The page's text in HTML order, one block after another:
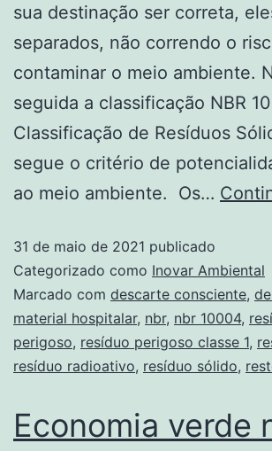
sua destinação ser correta,
separados, não correndo o
contaminar o meio ambiente.
seguida a classificação NBR
Classificação de Resíduos
segue o critério de
ao meio ambiente. Os…
31 de maio de 2021 publicado
Categorizado como Inovar Ambiental
Marcado com descarte consciente,
material hospitalar, nbr, nbr 10004,
perigoso, resíduo perigoso classe 1,
resíduo radioativo, resíduo sólido,
Economia verde